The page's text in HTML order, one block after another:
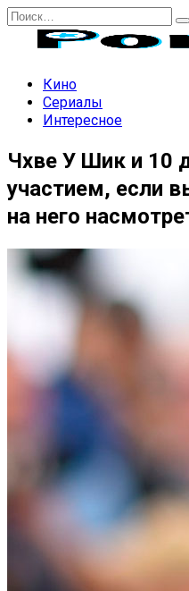
Перейти
содержанию
Search
Кино
Сериалы
Интересное
Чхве У Шик и 10
участием, если
на него